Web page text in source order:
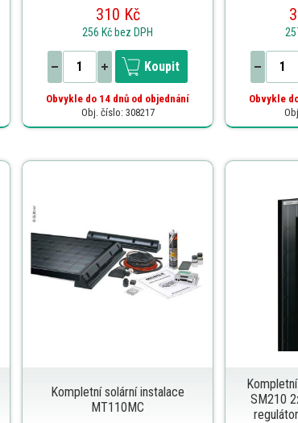
310 Kč
256 Kč bez DPH
Koupit
Obvykle do 14 dnů od objednání
Obj. číslo: 308217
Obvykle
Kompletní solární instalace
MT110MC
SM210